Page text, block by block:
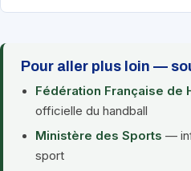
Pour aller plus loin —
Fédération Française de
officielle du handball
Ministère des Sports —
sport